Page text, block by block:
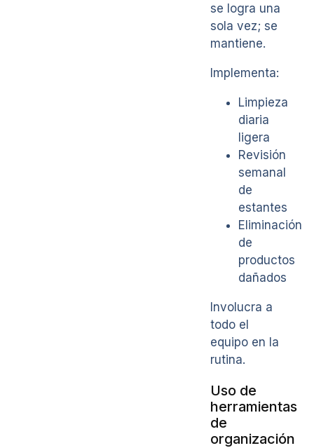
se logra una
sola vez; se
mantiene.
Implementa:
Limpieza
diaria
ligera
Revisión
semanal
de
estantes
Eliminación
de
productos
dañados
Involucra a
todo el
equipo en la
rutina.
Uso de
herramientas
de
organización